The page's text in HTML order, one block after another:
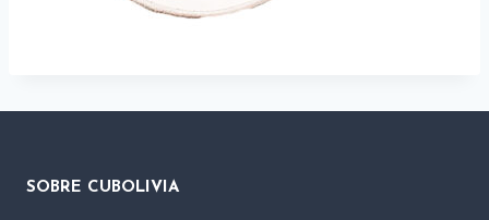
SOBRE CUBOLIVIA